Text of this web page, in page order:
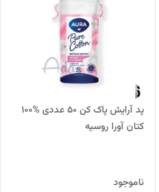
پد آرایش پاک کن 50 عددی %100
کتان آورا روسیه
ناموجود